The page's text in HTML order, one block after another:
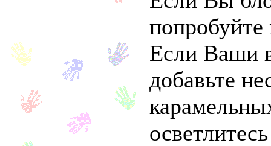
Если Ваши
добавьте